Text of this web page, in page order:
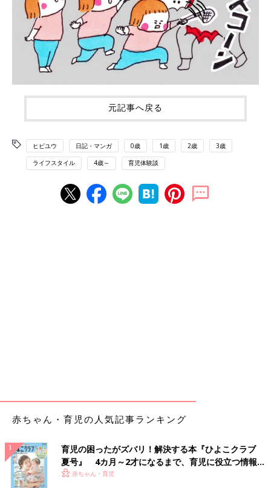
元記事へ戻る
ヒビユウ 日記・マンガ 0歳 1歳 2歳 3歳
ライフスタイル 4歳～ 育児体験談
赤ちゃん・育児の人気記事ランキング
育児の困ったがズバリ！解決する本『ひよこクラブ
夏号』 4カ月～2才になるまで、育児に役立つ情報が
いっぱい！
赤ちゃん・育児